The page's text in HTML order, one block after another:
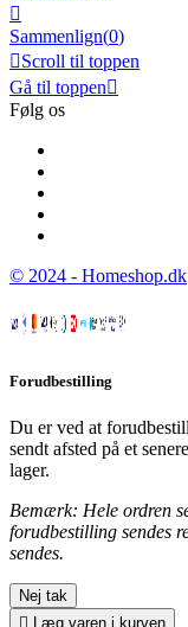

Sammenlign(0)
Scroll til toppen
Gå til toppen
Følg os
© 2024 - Homeshop.dk
Forudbestilling
Du er ved at
sendt afsted på et
lager.
Bemærk: Hele ordren
forudbestilling sendes
sendes.
Nej tak

Læg varen i kurven